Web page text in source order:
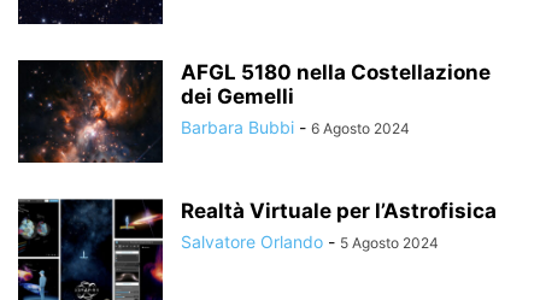
AFGL 5180 nella Costellazione
dei Gemelli
Barbara Bubbi - 6 Agosto 2024
Realtà Virtuale per l’Astrofisica
Salvatore Orlando - 5 Agosto 2024